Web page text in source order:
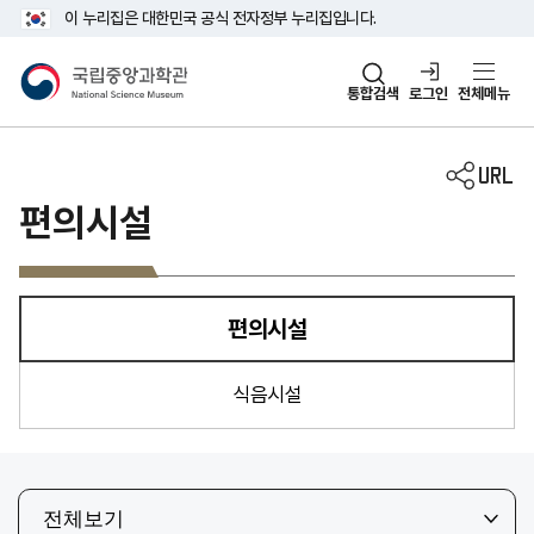
주메뉴 바로가기
본문 바로가기
이 누리집은 대한민국 공식 전자정부 누리집입니다.
국립중앙과학관 통합검색 로그인 전체메뉴
편의시설
편의시설
선택됨
식음시설
전체보기